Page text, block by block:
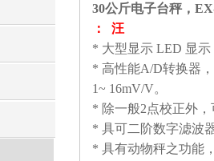
30公斤电子台秤，
： 汪
* 大型显示 LED 显示
* 高性能A/D转换器
1~ 16mV/V。
* 除一般2点校正外
* 具可二阶数字滤波
* 具有动物秤之功能